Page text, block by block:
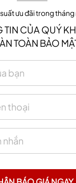
ưu đãi trong tháng
TIN CỦA QUÝ
TOÀN BẢO